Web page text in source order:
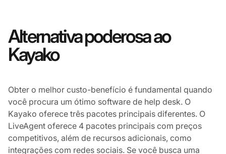
Alternativa poderosa ao
Kayako
Obter o melhor custo-benefício é fundamental quando
você procura um ótimo software de help desk. O
Kayako oferece três pacotes principais diferentes. O
LiveAgent oferece 4 pacotes principais com preços
competitivos, além de recursos adicionais, como
integrações com redes sociais. Se você busca uma